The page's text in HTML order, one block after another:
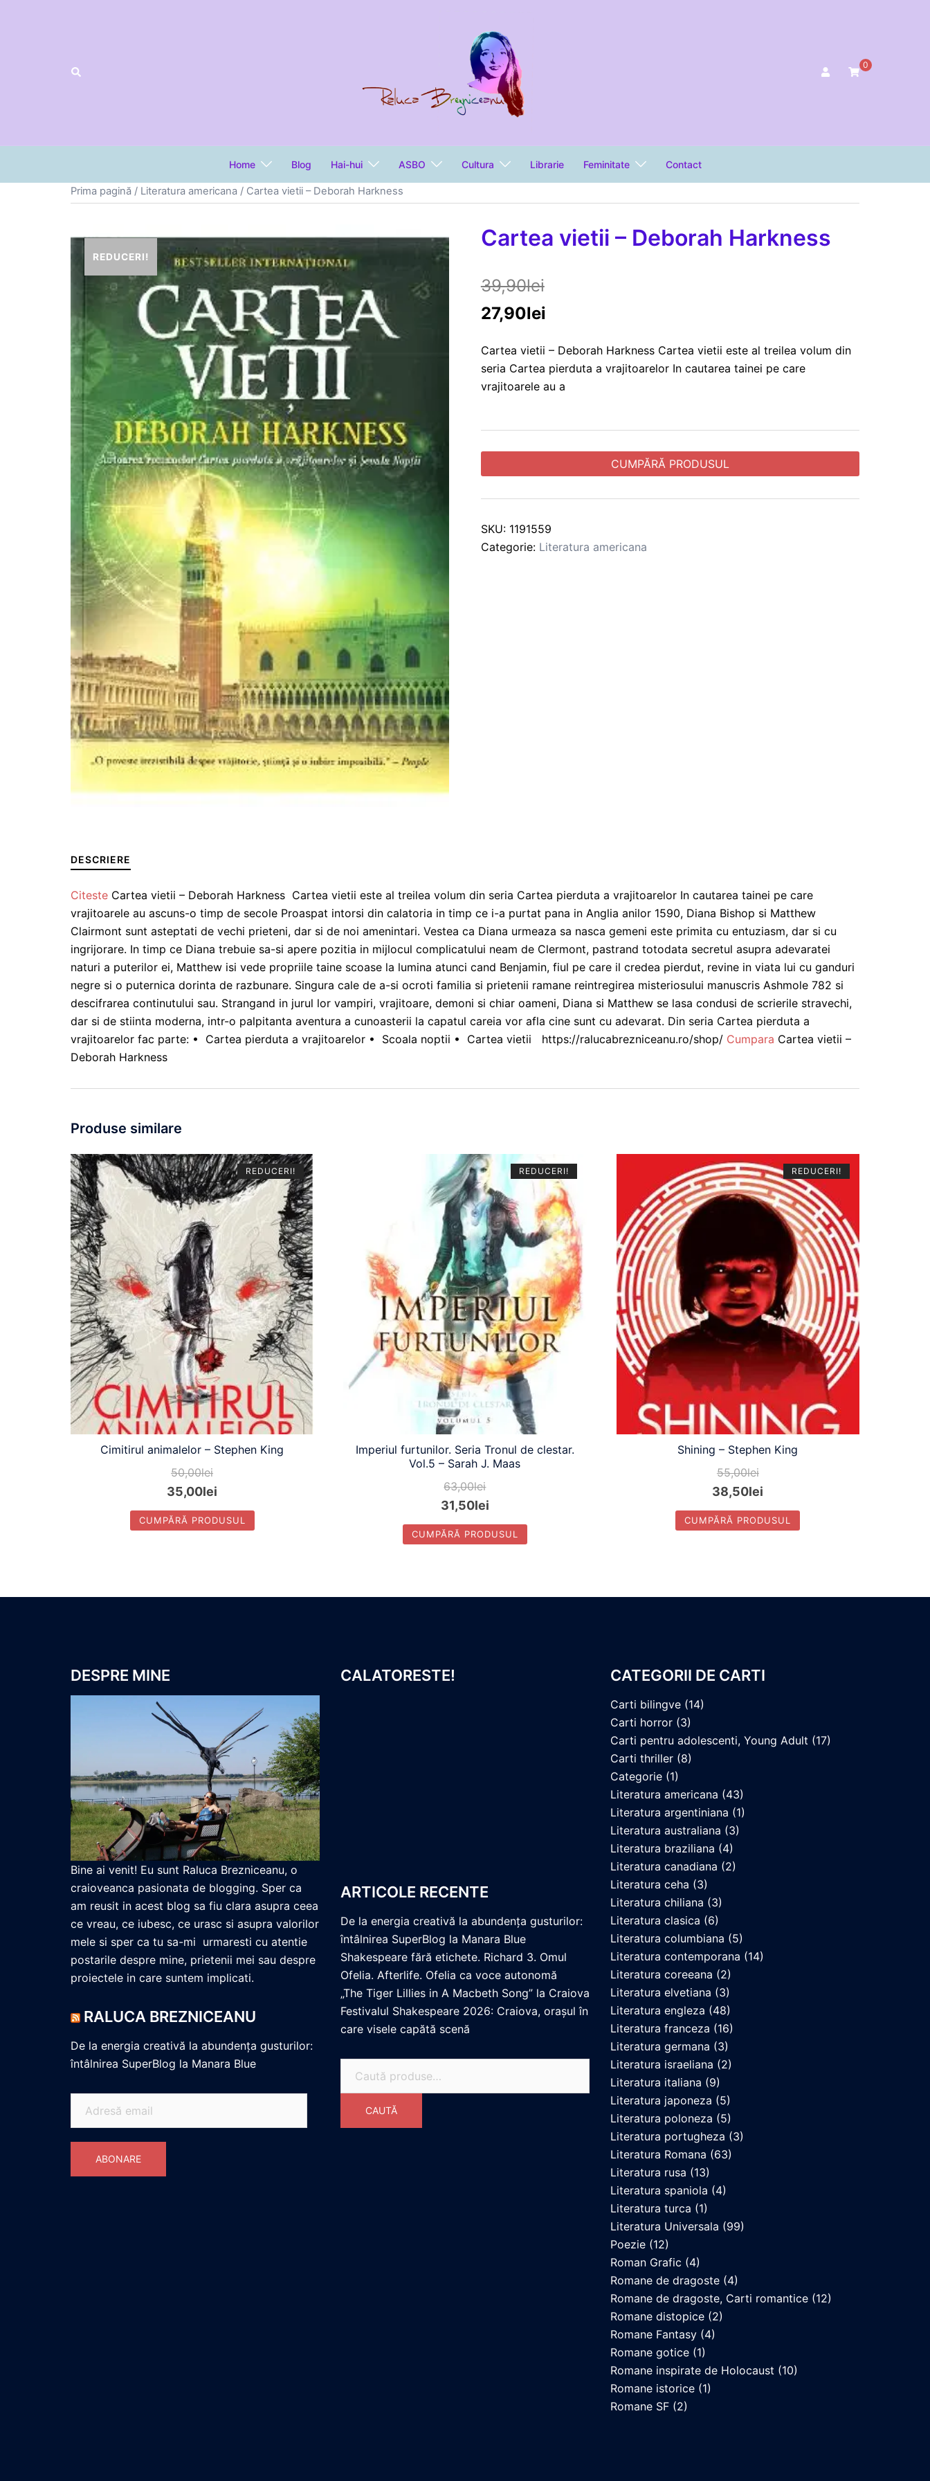
0
Home Blog Hai-hui ASBO Cultura Librarie Feminitate Contact
Prima pagină / Literatura americana / Cartea vietii – Deborah Harkness
REDUCERI!
Cartea vietii – Deborah Harkness
39,90lei
27,90lei
Cartea vietii – Deborah Harkness Cartea vietii este al treilea volum din
seria Cartea pierduta a vrajitoarelor In cautarea tainei pe care
vrajitoarele au a
CUMPĂRĂ PRODUSUL
SKU: 1191559
Categorie: Literatura americana
DESCRIERE
Citeste Cartea vietii – Deborah Harkness Cartea vietii este al treilea volum din seria Cartea pierduta a vrajitoarelor In cautarea tainei pe care
vrajitoarele au ascuns-o timp de secole Proaspat intorsi din calatoria in timp ce i-a purtat pana in Anglia anilor 1590, Diana Bishop si Matthew
Clairmont sunt asteptati de vechi prieteni, dar si de noi amenintari. Vestea ca Diana urmeaza sa nasca gemeni este primita cu entuziasm, dar si cu
ingrijorare. In timp ce Diana trebuie sa-si apere pozitia in mijlocul complicatului neam de Clermont, pastrand totodata secretul asupra adevaratei
naturi a puterilor ei, Matthew isi vede propriile taine scoase la lumina atunci cand Benjamin, fiul pe care il credea pierdut, revine in viata lui cu ganduri
negre si o puternica dorinta de razbunare. Singura cale de a-si ocroti familia si prietenii ramane reintregirea misteriosului manuscris Ashmole 782 si
descifrarea continutului sau. Strangand in jurul lor vampiri, vrajitoare, demoni si chiar oameni, Diana si Matthew se lasa condusi de scrierile stravechi,
dar si de stiinta moderna, intr-o palpitanta aventura a cunoasterii la capatul careia vor afla cine sunt cu adevarat. Din seria Cartea pierduta a
vrajitoarelor fac parte: • Cartea pierduta a vrajitoarelor • Scoala noptii • Cartea vietii https://ralucabrezniceanu.ro/shop/ Cumpara Cartea vietii –
Deborah Harkness
Produse similare
REDUCERI!
Cimitirul animalelor – Stephen King
50,00lei
35,00lei
CUMPĂRĂ PRODUSUL
REDUCERI!
Imperiul furtunilor. Seria Tronul de clestar.
Vol.5 – Sarah J. Maas
63,00lei
31,50lei
CUMPĂRĂ PRODUSUL
REDUCERI!
Shining – Stephen King
55,00lei
38,50lei
CUMPĂRĂ PRODUSUL
DESPRE MINE
Bine ai venit! Eu sunt Raluca Brezniceanu, o
craioveanca pasionata de blogging. Sper ca
am reusit in acest blog sa fiu clara asupra ceea
ce vreau, ce iubesc, ce urasc si asupra valorilor
mele si sper ca tu sa-mi urmaresti cu atentie
postarile despre mine, prietenii mei sau despre
proiectele in care suntem implicati.
RALUCA BREZNICEANU
De la energia creativă la abundența gusturilor:
întâlnirea SuperBlog la Manara Blue
ABONARE
CALATORESTE!
ARTICOLE RECENTE
De la energia creativă la abundența gusturilor:
întâlnirea SuperBlog la Manara Blue
Shakespeare fără etichete. Richard 3. Omul
Ofelia. Afterlife. Ofelia ca voce autonomă
„The Tiger Lillies in A Macbeth Song” la Craiova
Festivalul Shakespeare 2026: Craiova, orașul în
care visele capătă scenă
după:
CAUTĂ
CATEGORII DE CARTI
Carti bilingve (14)
Carti horror (3)
Carti pentru adolescenti, Young Adult (17)
Carti thriller (8)
Categorie (1)
Literatura americana (43)
Literatura argentiniana (1)
Literatura australiana (3)
Literatura braziliana (4)
Literatura canadiana (2)
Literatura ceha (3)
Literatura chiliana (3)
Literatura clasica (6)
Literatura columbiana (5)
Literatura contemporana (14)
Literatura coreeana (2)
Literatura elvetiana (3)
Literatura engleza (48)
Literatura franceza (16)
Literatura germana (3)
Literatura israeliana (2)
Literatura italiana (9)
Literatura japoneza (5)
Literatura poloneza (5)
Literatura portugheza (3)
Literatura Romana (63)
Literatura rusa (13)
Literatura spaniola (4)
Literatura turca (1)
Literatura Universala (99)
Poezie (12)
Roman Grafic (4)
Romane de dragoste (4)
Romane de dragoste, Carti romantice (12)
Romane distopice (2)
Romane Fantasy (4)
Romane gotice (1)
Romane inspirate de Holocaust (10)
Romane istorice (1)
Romane SF (2)